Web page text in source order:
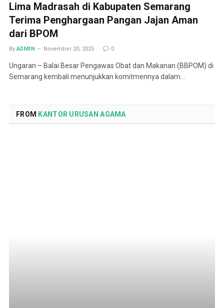
Lima Madrasah di Kabupaten Semarang
Terima Penghargaan Pangan Jajan Aman
dari BPOM
By ADMIN November 20, 2025 0
Ungaran – Balai Besar Pengawas Obat dan Makanan (BBPOM) di
Semarang kembali menunjukkan komitmennya dalam…
FROM KANTOR URUSAN AGAMA